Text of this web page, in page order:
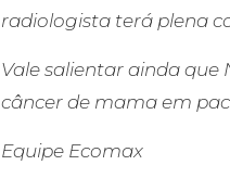
radiologista terá plena
Vale salientar ainda que
câncer de mama em
Equipe Ecomax